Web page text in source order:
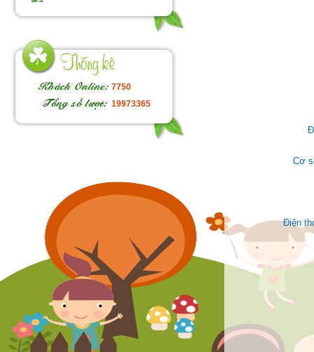
7750
19973365
Cơ
Điện